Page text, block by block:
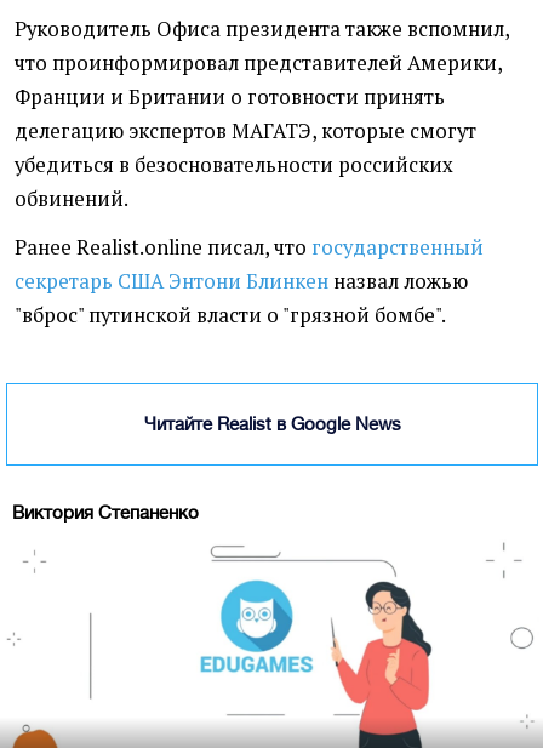
Руководитель Офиса президента также вспомнил,
что проинформировал представителей Америки,
Франции и Британии о готовности принять
делегацию экспертов МАГАТЭ, которые смогут
убедиться в безосновательности российских
обвинений.
Ранее Realist.online писал, что государственный
секретарь США Энтони Блинкен назвал ложью
"вброс" путинской власти о "грязной бомбе".
Читайте Realist в Google News
Виктория Степаненко